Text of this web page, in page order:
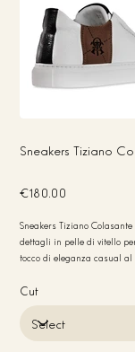
Sneakers Tiziano
€180.00
Sneakers Tiziano
dettagli in pelle di vitello
tocco di eleganza casual al
Cut